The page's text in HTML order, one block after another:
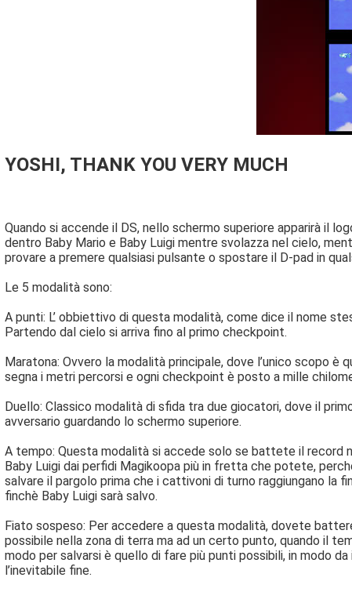
YOSHI, THANK YOU VERY MUCH
Quando si accende il DS, nello schermo superiore apparirà il
dentro Baby Mario e Baby Luigi mentre svolazza nel cielo,
provare a premere qualsiasi pulsante o spostare il D-pad in
Le 5 modalità sono:
A punti: L’ obbiettivo di questa modalità, come dice il nome
Partendo dal cielo si arriva fino al primo checkpoint.
Maratona: Ovvero la modalità principale, dove l’unico scopo è
segna i metri percorsi e ogni checkpoint è posto a mille
Duello: Classico modalità di sfida tra due giocatori, dove il
avversario guardando lo schermo superiore.
A tempo: Questa modalità si accede solo se battete il record
Baby Luigi dai perfidi Magikoopa più in fretta che potete,
salvare il pargolo prima che i cattivoni di turno raggiungano la
finchè Baby Luigi sarà salvo.
Fiato sospeso: Per accedere a questa modalità, dovete
possibile nella zona di terra ma ad un certo punto, quando il
modo per salvarsi è quello di fare più punti possibili, in modo
l’inevitabile fine.